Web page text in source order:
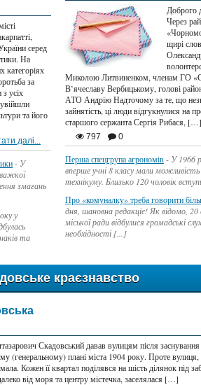
серед
На
категоріях
за
усіх
та його
далі...
- У
змагань
у
та
Доброго
Через
щирі
Миколою Литвиненком, членам ГО
В’ячеславу Вербицькому, голові
АТО Андрію Надточому за те, що
зайнятість, ці люди відгукнулися на
старшого сержанта Сергія Рибася, […]
797 0
Перша спецгрупа агрономів- У 1966
вперше учні 8 класу мали
технікуму. Близько 120 чоловік
Про «комуналку» треба говорити
дня, шановна редакціє! Як відомо, 20
міської ради відбулися громадські
необхідності [...]
краєзнавство
Скадовський давав вулицям після
(генеральному) плані міста 1904 року. Проте
Кожен її квартал поділявся на шість ділянок під
від моря та центру містечка, заселялася […]